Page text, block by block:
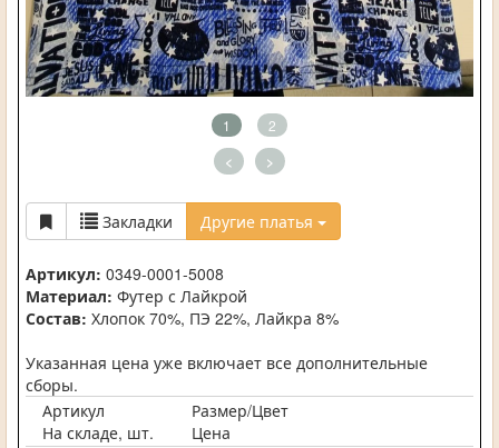
1 2
< >
Закладки Другие платья
Артикул: 0349-0001-5008
Материал: Футер с Лайкрой
Состав: Хлопок 70%, ПЭ 22%, Лайкра 8%
Указанная цена уже включает все дополнительные
сборы.
Артикул
Размер/Цвет
На складе, шт.
Цена